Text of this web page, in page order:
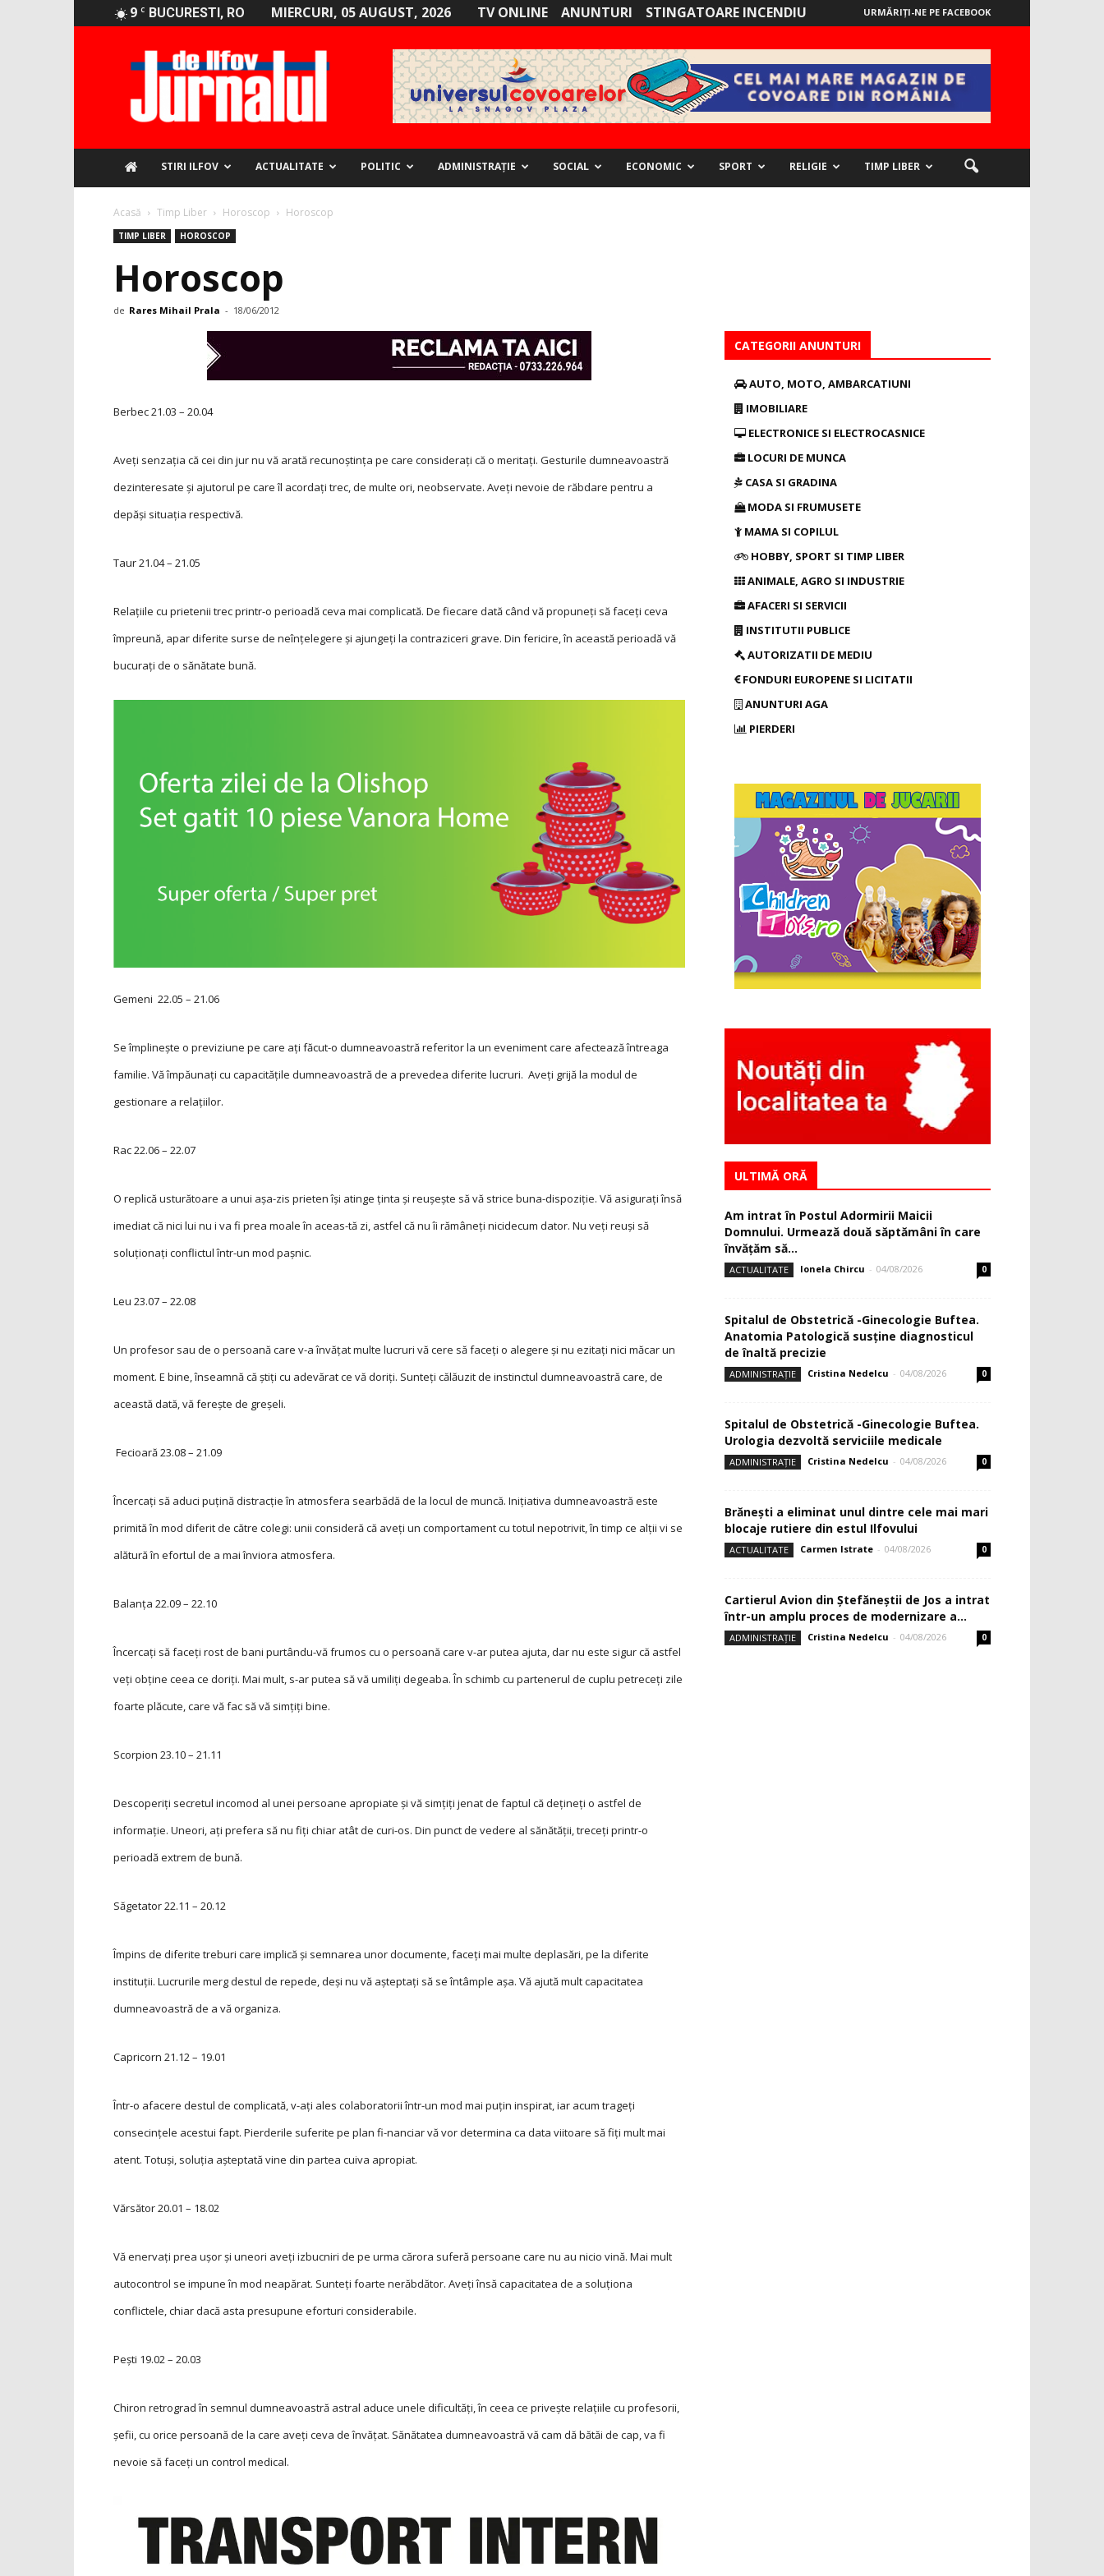
9 C BUCURESTI, RO MIERCURI, 05 AUGUST, 2026 TV ONLINE ANUNTURI STINGATOARE INCENDIU URMĂRIȚI-NE PE FACEBOOK
STIRI ILFOV ACTUALITATE POLITIC ADMINISTRAȚIE SOCIAL ECONOMIC SPORT RELIGIE TIMP LIBER
Acasă Timp Liber Horoscop Horoscop
TIMP LIBER HOROSCOP
Horoscop
de Rares Mihail Prala - 18/06/2012
Berbec21.03 – 20.04
Aveţi senzaţia că cei din jur nu vă arată recunoştinţa pe care consideraţi că o meritaţi. Gesturile dumneavoastră
dezinteresate şi ajutorul pe care îl acordaţi trec, de multe ori, neobservate. Aveți nevoie de răbdare pentru a
depăși situația respectivă.
Taur21.04 – 21.05
Relaţiile cu prietenii trec printr-o perioadă ceva mai complicată. De fiecare dată când vă propuneţi să faceţi ceva
împreună, apar diferite surse de neînţelegere şi ajungeţi la contraziceri grave. Din fericire, în această perioadă vă
bucurați de o sănătate bună.
Gemeni 22.05 – 21.06
Se împlineşte o previziune pe care aţi făcut-o dumneavoastră referitor la un eveniment care afectează întreaga
familie. Vă împăunaţi cu capacităţile dumneavoastră de a prevedea diferite lucruri. Aveți grijă la modul de
gestionare a relațiilor.
Rac22.06 – 22.07
O replică usturătoare a unui aşa-zis prieten îşi atinge ţinta şi reuşeşte să vă strice buna-dispoziţie. Vă asiguraţi însă
imediat că nici lui nu i va fi prea moale în aceas-tă zi, astfel că nu îi rămâneţi nicidecum dator. Nu veți reuși să
soluționați conflictul într-un mod pașnic.
Leu 23.07 – 22.08
Un profesor sau de o persoană care v-a învăţat multe lucruri vă cere să faceţi o alegere şi nu ezitaţi nici măcar un
moment. E bine, înseamnă că ştiţi cu adevărat ce vă doriţi. Sunteți călăuzit de instinctul dumneavoastră care, de
această dată, vă ferește de greșeli.
Fecioară23.08 – 21.09
Încercaţi să aduci puţină distracţie în atmosfera searbădă de la locul de muncă. Iniţiativa dumneavoastră este
primită în mod diferit de către colegi: unii consideră că aveţi un comportament cu totul nepotrivit, în timp ce alţii vi se
alătură în efortul de a mai înviora atmosfera.
Balanța 22.09 – 22.10
Încercaţi să faceţi rost de bani purtându-vă frumos cu o persoană care v-ar putea ajuta, dar nu este sigur că astfel
veţi obţine ceea ce doriţi. Mai mult, s-ar putea să vă umiliţi degeaba. În schimb cu partenerul de cuplu petreceți zile
foarte plăcute, care vă fac să vă simțiți bine.
Scorpion 23.10 – 21.11
Descoperiţi secretul incomod al unei persoane apropiate şi vă simţiţi jenat de faptul că deţineţi o astfel de
informaţie. Uneori, aţi prefera să nu fiţi chiar atât de curi-os. Din punct de vedere al sănătății, treceți printr-o
perioadă extrem de bună.
Săgetator22.11 – 20.12
Împins de diferite treburi care implică şi semnarea unor documente, faceţi mai multe deplasări, pe la diferite
instituţii. Lucrurile merg destul de repede, deşi nu vă aşteptaţi să se întâmple aşa. Vă ajută mult capacitatea
dumneavoastră de a vă organiza.
Capricorn 21.12 – 19.01
Într-o afacere destul de complicată, v-aţi ales colaboratorii într-un mod mai puţin inspirat, iar acum trageţi
consecinţele acestui fapt. Pierderile suferite pe plan fi-nanciar vă vor determina ca data viitoare să fiţi mult mai
atent. Totuși, so­lu­ția așteptată vine din partea cuiva apropiat.
Vărsător20.01 – 18.02
Vă enervaţi prea uşor şi uneori aveţi izbucniri de pe urma cărora suferă persoane care nu au nicio vină. Mai mult
autocontrol se impune în mod neapărat. Sunteți foarte nerăbdător. Aveți însă capacitatea de a soluționa
conflictele, chiar dacă asta presupune eforturi considerabile.
Pești 19.02 – 20.03
Chiron retrograd în semnul dumneavoastră astral aduce unele dificultăţi, în ceea ce priveşte relaţiile cu profesorii,
şefii, cu orice persoană de la care aveţi ceva de învăţat. Sănătatea dumneavoastră vă cam dă bătăi de cap, va fi
nevoie să faceți un control medical.
CATEGORII ANUNTURI
AUTO, MOTO, AMBARCATIUNI
IMOBILIARE
ELECTRONICE SI ELECTROCASNICE
LOCURI DE MUNCA
CASA SI GRADINA
MODA SI FRUMUSETE
MAMA SI COPILUL
HOBBY, SPORT SI TIMP LIBER
ANIMALE, AGRO SI INDUSTRIE
AFACERI SI SERVICII
INSTITUTII PUBLICE
AUTORIZATII DE MEDIU
FONDURI EUROPENE SI LICITATII
ANUNTURI AGA
PIERDERI
ULTIMĂ ORĂ
Am intrat în Postul Adormirii Maicii
Domnului. Urmează două săptămâni în care
învăţăm să...
ACTUALITATE Ionela Chircu - 04/08/2026 0
Spitalul de Obstetrică -Ginecologie Buftea.
Anatomia Patologică susţine diagnosticul
de înaltă precizie
ADMINISTRAȚIE Cristina Nedelcu - 04/08/2026 0
Spitalul de Obstetrică -Ginecologie Buftea.
Urologia dezvoltă serviciile medicale
ADMINISTRAȚIE Cristina Nedelcu - 04/08/2026 0
Brănești a eliminat unul dintre cele mai mari
blocaje rutiere din estul Ilfovului
ACTUALITATE Carmen Istrate - 04/08/2026 0
Cartierul Avion din Ştefăneştii de Jos a intrat
într-un amplu proces de modernizare a...
ADMINISTRAȚIE Cristina Nedelcu - 04/08/2026 0